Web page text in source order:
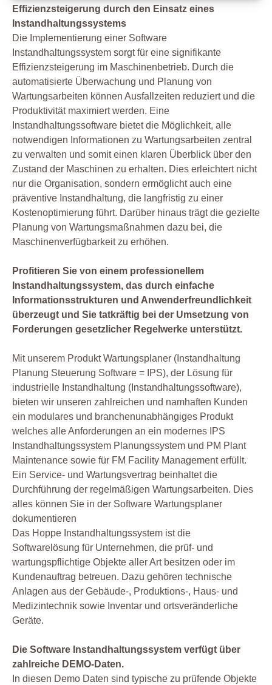
Effizienzsteigerung durch den Einsatz eines
Instandhaltungssystems
Die Implementierung einer Software
Instandhaltungssystem sorgt für eine signifikante
Effizienzsteigerung im Maschinenbetrieb. Durch die
automatisierte Überwachung und Planung von
Wartungsarbeiten können Ausfallzeiten reduziert und die
Produktivität maximiert werden. Eine
Instandhaltungssoftware bietet die Möglichkeit, alle
notwendigen Informationen zu Wartungsarbeiten zentral
zu verwalten und somit einen klaren Überblick über den
Zustand der Maschinen zu erhalten. Dies erleichtert nicht
nur die Organisation, sondern ermöglicht auch eine
präventive Instandhaltung, die langfristig zu einer
Kostenoptimierung führt. Darüber hinaus trägt die gezielte
Planung von Wartungsmaßnahmen dazu bei, die
Maschinenverfügbarkeit zu erhöhen.
Profitieren Sie von einem professionellem
Instandhaltungssystem, das durch einfache
Informationsstrukturen und Anwenderfreundlichkeit
überzeugt und Sie tatkräftig bei der Umsetzung von
Forderungen gesetzlicher Regelwerke unterstützt.
Mit unserem Produkt Wartungsplaner (Instandhaltung
Planung Steuerung Software = IPS), der Lösung für
industrielle Instandhaltung (Instandhaltungssoftware),
bieten wir unseren zahlreichen und namhaften Kunden
ein modulares und branchenunabhängiges Produkt
welches alle Anforderungen an ein modernes IPS
Instandhaltungssystem Planungssystem und PM Plant
Maintenance sowie für FM Facility Management erfüllt.
Ein Service- und Wartungsvertrag beinhaltet die
Durchführung der regelmäßigen Wartungsarbeiten. Dies
alles können Sie in der Software Wartungsplaner
dokumentieren
Das Hoppe Instandhaltungssystem ist die
Softwarelösung für Unternehmen, die prüf- und
wartungspflichtige Objekte aller Art besitzen oder im
Kundenauftrag betreuen. Dazu gehören technische
Anlagen aus der Gebäude-, Produktions-, Haus- und
Medizintechnik sowie Inventar und ortsveränderliche
Geräte.
Die Software Instandhaltungssystem verfügt über
zahlreiche DEMO-Daten.
In diesen Demo Daten sind typische zu prüfende Objekte